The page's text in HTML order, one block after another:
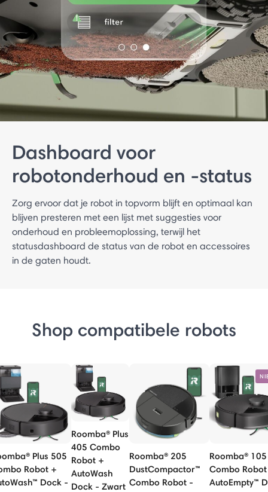
Dashboard voor
robotonderhoud en -status
Zorg ervoor dat je robot in topvorm blijft en optimaal kan
blijven presteren met een lijst met suggesties voor
onderhoud en probleemoplossing, terwijl het
statusdashboard de status van de robot en accessoires
in de gaten houdt.
Shop compatibele robots
Plus 505
Robot +
Dock -
Roomba® Plus
405 Combo
Robot +
AutoWash
Dock - Zwart
Roomba® 205
DustCompactor™
Combo Robot -
Roomba® 105
Combo
AutoEmpty™